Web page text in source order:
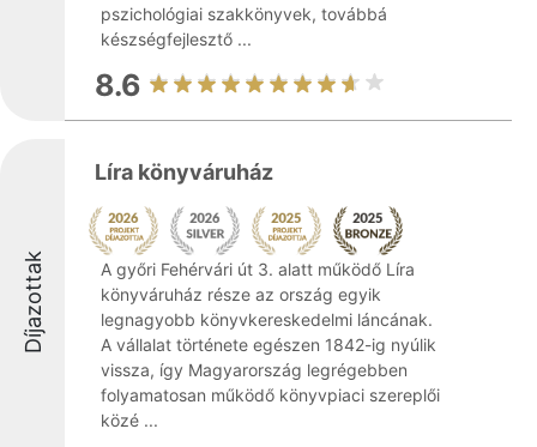
pszichológiai szakkönyvek, továbbá
készségfejlesztő ...
8.6
Díjazottak
Líra könyváruház
A győri Fehérvári út 3. alatt működő Líra
könyváruház része az ország egyik
legnagyobb könyvkereskedelmi láncának.
A vállalat története egészen 1842-ig nyúlik
vissza, így Magyarország legrégebben
folyamatosan működő könyvpiaci szereplői
közé ...